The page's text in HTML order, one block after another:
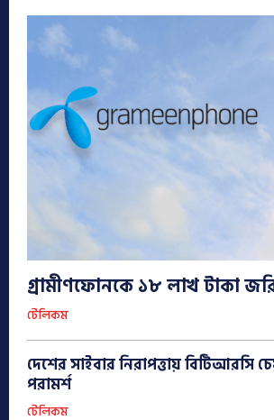
গ্রামীণফোনকে ১৮ লাখ টাকা
টেলিকম
দেশের সাইবার নিরাপত্তায় বিটিআরসি
পরামর্শ
টেলিকম